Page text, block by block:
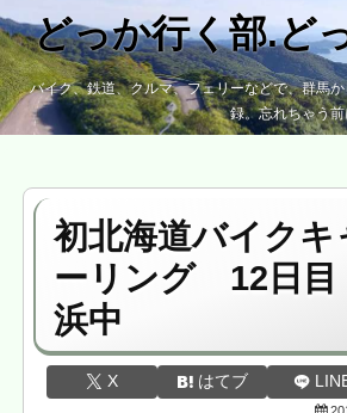
どっか行く部.ど
バイク、鉄道、クルマ、フェリーなどで、群馬
録。忘れちゃう
初北海道バイクキ
ーリング 12日
浜中
X はてブ